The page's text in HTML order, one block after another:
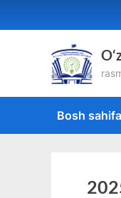
to
Bosh sahifa